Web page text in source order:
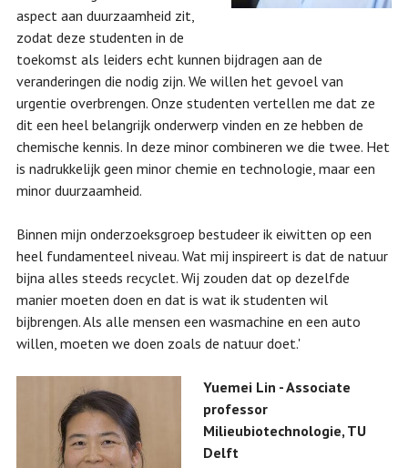
aspect aan duurzaamheid zit,
zodat deze studenten in de
toekomst als leiders echt kunnen bijdragen aan de
veranderingen die nodig zijn. We willen het gevoel van
urgentie overbrengen. Onze studenten vertellen me dat ze
dit een heel belangrijk onderwerp vinden en ze hebben de
chemische kennis. In deze minor combineren we die twee. Het
is nadrukkelijk geen minor chemie en technologie, maar een
minor duurzaamheid.
Binnen mijn onderzoeksgroep bestudeer ik eiwitten op een
heel fundamenteel niveau. Wat mij inspireert is dat de natuur
bijna alles steeds recyclet. Wij zouden dat op dezelfde
manier moeten doen en dat is wat ik studenten wil
bijbrengen. Als alle mensen een wasmachine en een auto
willen, moeten we doen zoals de natuur doet.'
Yuemei Lin - Associate
professor
Milieubiotechnologie, TU
Delft